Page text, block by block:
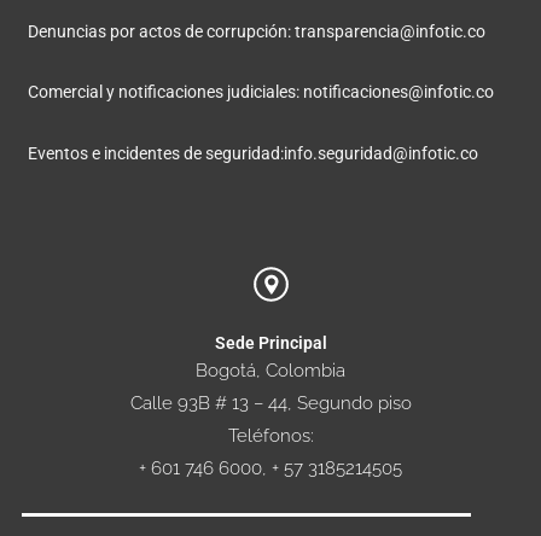
Denuncias por actos de corrupción:transparencia@infotic.co
Comercial y notificaciones judiciales: notificaciones@infotic.co
Eventos e incidentes de seguridad:info.seguridad@infotic.co
Sede Principal
Bogotá, Colombia
Calle 93B # 13 – 44, Segundo piso
Teléfonos:
+ 601 746 6000, + 57 3185214505